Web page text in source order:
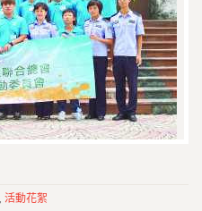
活動花絮